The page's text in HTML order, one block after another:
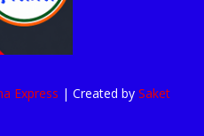
Express | Created by Saket